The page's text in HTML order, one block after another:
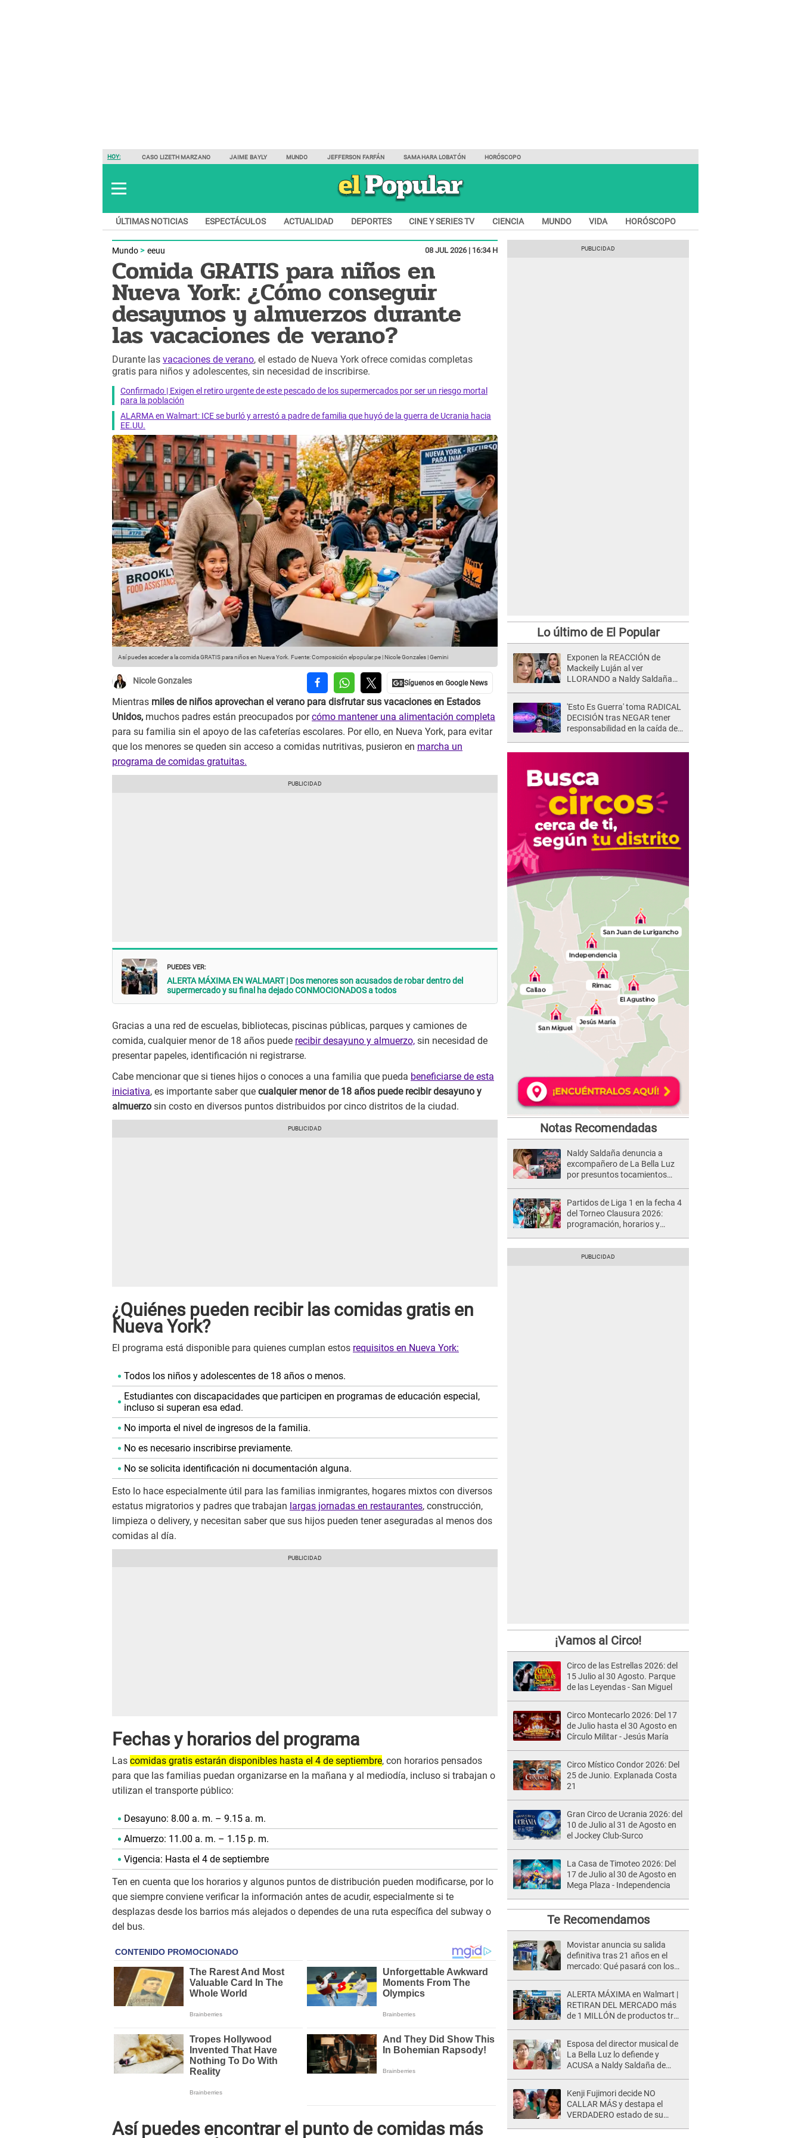
HOY: CASO LIZETH MARZANO JAIME BAYLY MUNDO JEFFERSON FARFÁN SAMAHARA LOBATÓN HORÓSCOPO
ÚLTIMAS NOTICIAS ESPECTÁCULOS ACTUALIDAD DEPORTES CINE Y SERIES TV CIENCIA MUNDO VIDA HORÓSCOPO
Mundo eeuu 08 JUL 2026 | 16:34 H
Comida GRATIS para niños en
Nueva York: ¿Cómo conseguir
desayunos y almuerzos durante
las vacaciones de verano?
Durante las vacaciones de verano, el estado de Nueva York ofrece comidas completas
gratis para niños y adolescentes, sin necesidad de inscribirse.
Confirmado | Exigen el retiro urgente de este pescado de los supermercados por ser un riesgo mortal
para la población
ALARMA en Walmart: ICE se burló y arrestó a padre de familia que huyó de la guerra de Ucrania hacia
EE.UU.
Así puedes acceder a la comida GRATIS para niños en Nueva York. Fuente: Composición elpopular.pe | Nicole Gonzales | Gemini
Nicole Gonzales
Mientras miles de niños aprovechan el verano para disfrutar sus vacaciones en Estados
Unidos, muchos padres están preocupados porcómo mantener una alimentación completa
para su familia sin el apoyo de las cafeterías escolares. Por ello, en Nueva York, para evitar
que los menores se queden sin acceso a comidas nutritivas, pusieron en marcha un
programa de comidas gratuitas.
PUEDES VER:
ALERTA MÁXIMA EN WALMART | Dos menores son acusados de robar dentro del
supermercado y su final ha dejado CONMOCIONADOS a todos
Gracias a una red de escuelas, bibliotecas, piscinas públicas, parques y camiones de
comida, cualquier menor de 18 años puede recibir desayuno y almuerzo, sin necesidad de
presentar papeles, identificación ni registrarse.
Cabe mencionar que si tienes hijos o conoces a una familia que pueda beneficiarse de esta
iniciativa, es importante saber que cualquier menor de 18 años puede recibir desayuno y
almuerzo sin costo en diversos puntos distribuidos por cinco distritos de la ciudad.
¿Quiénes pueden recibir las comidas gratis en
Nueva York?
El programa está disponible para quienes cumplan estos requisitos en Nueva York:
Todos los niños y adolescentes de 18 años o menos.
Estudiantes con discapacidades que participen en programas de educación especial,
incluso si superan esa edad.
No importa el nivel de ingresos de la familia.
No es necesario inscribirse previamente.
No se solicita identificación ni documentación alguna.
Esto lo hace especialmente útil para las familias inmigrantes, hogares mixtos con diversos
estatus migratorios y padres que trabajan largas jornadas en restaurantes, construcción,
limpieza o delivery, y necesitan saber que sus hijos pueden tener aseguradas al menos dos
comidas al día.
Fechas y horarios del programa
Las comidas gratis estarán disponibles hasta el 4 de septiembre, con horarios pensados
para que las familias puedan organizarse en la mañana y al mediodía, incluso si trabajan o
utilizan el transporte público:
Desayuno: 8.00 a. m. – 9.15 a. m.
Almuerzo: 11.00 a. m. – 1.15 p. m.
Vigencia: Hasta el 4 de septiembre
Ten en cuenta que los horarios y algunos puntos de distribución pueden modificarse, por lo
que siempre conviene verificar la información antes de acudir, especialmente si te
desplazas desde los barrios más alejados o dependes de una ruta específica del subway o
del bus.
Así puedes encontrar el punto de comidas más
Lo último de El Popular
Exponen la REACCIÓN de
Mackeily Luján al ver
LLORANDO a Naldy Saldaña
'Esto Es Guerra' toma RADICAL
DECISIÓN tras NEGAR tener
responsabilidad en la caída de
Notas Recomendadas
Naldy Saldaña denuncia a
excompañero de La Bella Luz
por presuntos tocamientos
Partidos de Liga 1 en la fecha 4
del Torneo Clausura 2026:
programación, horarios y
¡Vamos al Circo!
Circo de las Estrellas 2026: del
15 Julio al 30 Agosto. Parque
de las Leyendas - San Miguel
Circo Montecarlo 2026: Del 17
de Julio hasta el 30 Agosto en
Círculo Militar - Jesús María
Circo Místico Condor 2026: Del
25 de Junio. Explanada Costa
21
Gran Circo de Ucrania 2026: del
10 de Julio al 31 de Agosto en
el Jockey Club-Surco
La Casa de Timoteo 2026: Del
17 de Julio al 30 de Agosto en
Mega Plaza - Independencia
Te Recomendamos
Movistar anuncia su salida
definitiva tras 21 años en el
mercado: Qué pasará con los
ALERTA MÁXIMA en Walmart |
RETIRAN DEL MERCADO más
de 1 MILLÓN de productos tras
Esposa del director musical de
La Bella Luz lo defiende y
ACUSA a Naldy Saldaña de
Kenji Fujimori decide NO
CALLAR MÁS y destapa el
VERDADERO estado de su